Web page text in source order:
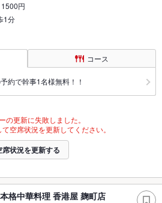
円
1分
コース
約で幹事1名様無料！！
の更新に失敗しました。
空席状況を更新してください。
席状況を更新する
格中華料理 香港屋 麹町店